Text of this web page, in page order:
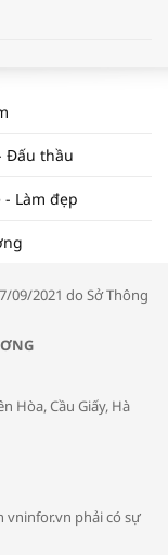
2025 | NHỊP
mại: Khơi
tránh bệnh
thời tiết giao mùa
Đấu thầu
- Làm đẹp
09/2021 do Sở Thông
Hòa, Cầu Giấy, Hà
phải có sự